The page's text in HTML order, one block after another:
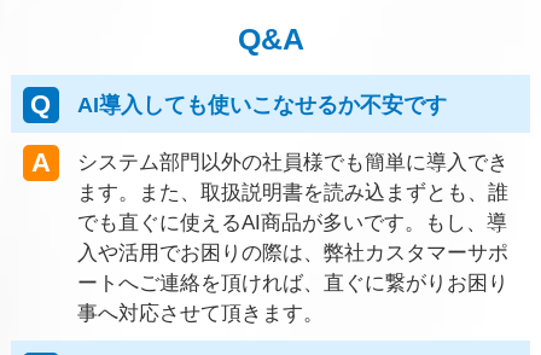
Q&A
AI導入しても使いこなせるか不安です
システム部門以外の社員様でも簡単に導入でき
ます。また、取扱説明書を読み込まずとも、誰
でも直ぐに使えるAI商品が多いです。もし、導
入や活用でお困りの際は、弊社カスタマーサポ
ートへご連絡を頂ければ、直ぐに繋がりお困り
事へ対応させて頂きます。